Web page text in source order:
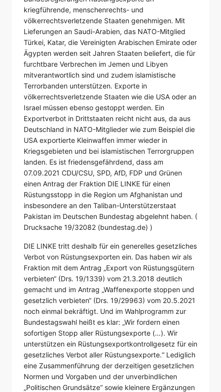
kriegführende, menschenrechts- und
völkerrechtsverletzende Staaten genehmigen. Mit
Lieferungen an Saudi-Arabien, das NATO-Mitglied
Türkei, Katar, die Vereinigten Arabischen Emirate oder
Ägypten werden seit Jahren Staaten beliefert, die für
furchtbare Verbrechen im Jemen und Libyen
mitverantwortlich sind und zudem islamistische
Terrorbanden unterstützen. Exporte in
völkerrechtsverletzende Staaten wie die USA oder an
Israel müssen ebenso gestoppt werden. Ein
Exportverbot in Drittstaaten reicht nicht aus, da aus
Deutschland in NATO-Mitglieder wie zum Beispiel die
USA exportierte Kleinwaffen immer wieder in
Kriegsgebieten und bei islamistischen Terrorgruppen
landen. Es ist friedensgefährdend, dass am
07.09.2021 CDU/CSU, SPD, AfD, FDP und Grünen
einen Antrag der Fraktion DIE LINKE für einen
Rüstungsstopp in die Region um Afghanistan und
insbesondere an den Taliban-Unterstützerstaat
Pakistan im Deutschen Bundestag abgelehnt haben. (
Drucksache 19/32082 (bundestag.de) )
DIE LINKE tritt deshalb für ein generelles gesetzliches
Verbot von Rüstungsexporten ein. Das haben wir als
Fraktion mit dem Antrag „Export von Rüstungsgütern
verbieten“ (Drs. 19/1339) vom 21.3.2018 deutlich
gemacht und im Antrag „Waffenexporte stoppen und
gesetzlich verbieten“ (Drs. 19/29963) vom 20.5.2021
noch einmal bekräftigt. Und im Wahlprogramm zur
Bundestagswahl heißt es klar: „Wir fordern einen
sofortigen Stopp aller Rüstungsexporte (…). Wir
unterstützen ein Rüstungsexportkontrollgesetz für ein
gesetzliches Verbot aller Rüstungsexporte.“ Lediglich
eine Zusammenführung der derzeitigen gesetzlichen
Normen und Vorgaben und der unverbindlichen
„Politischen Grundsätze“ sowie kleinere Ergänzungen